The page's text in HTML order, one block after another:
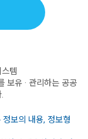
템
보유 · 관리하는 공공
보의 내용, 정보형